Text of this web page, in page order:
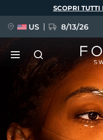
SCOPRI TUTTI
US 8/13/26
NUOVO
BREAKING NEWS
Lingua
English